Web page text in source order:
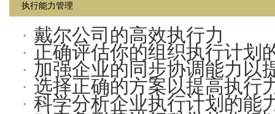
执行能力管理
· 戴尔公司的高效执行力
· 正确评估你的组织执行计划
· 加强企业的同步协调能力以
· 选择正确的方案以提高执行
· 科学分析企业执行计划的能